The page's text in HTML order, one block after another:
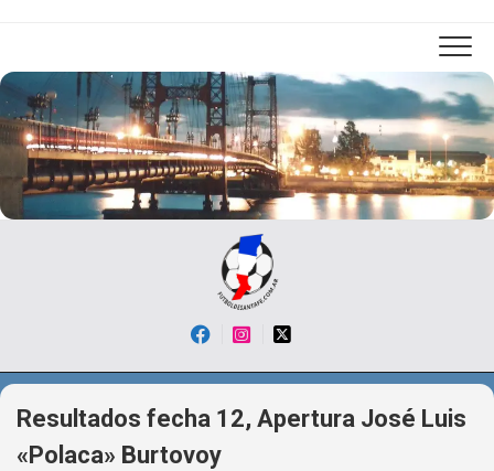
Resultados fecha 12, Apertura José Luis
«Polaca» Burtovoy